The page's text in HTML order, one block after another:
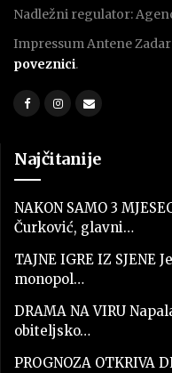
Nadležni regulator:
Impressum Antene
poveznici.
Najčitanije
NAKON SAMO 3
Čurković, glavni…
TAJNE IGRE IZ
monopol…
DRAMA NA VIRU
obiteljsko…
PROGNOZA OTKRIVA